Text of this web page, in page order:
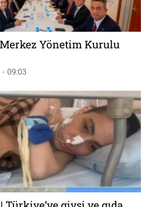
Yönetim Kurulu
09:03